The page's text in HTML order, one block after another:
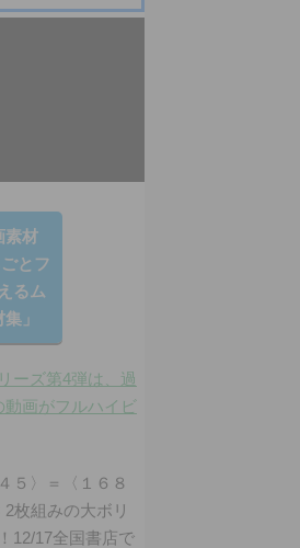
素材
とフ
るム
」
ーズ第4弾は、過
動画がフルハイビ
５〉＝〈１６８
枚組みの大ボリ
12/17全国書店で